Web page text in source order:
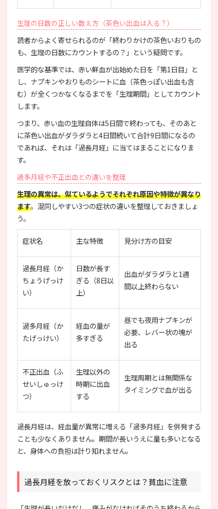
生理の日数の正しい数え方（茶色い出血は入る？）
読者からよく寄せられるのが「終わりかけの茶色いおりもの
も、生理の日数にカウントするの？」という疑問です。
医学的な基準では、赤い鮮血が出始めた日を「第1日目」と
し、ナプキンやおりものシートに血（茶色っぽい出血も含
む）が全くつかなくなるまでを「生理期間」としてカウント
します。
つまり、赤い血の生理自体は5日間で終わっても、そのあと
に茶色い出血がダラダラと4日間続いて合計9日間になるの
であれば、それは「過長月経」に当てはまることになりま
す。
過多月経や不正出血との違いを整理
生理の異常は、似ているようでそれぞれ原因や特徴が異なり
ます。混同しやすい3つの症状の違いを整理しておきましょ
う。
症状名 主な特徴 見分け方の目安
過長月経（か
ちょうげっけ
い）
日数が長す
ぎる（8日以
上）
出血がダラダラと1週
間以上終わらない
過多月経（か
たげっけい）
経血の量が
多すぎる
昼でも夜用ナプキンが
必要、レバー状の塊が
出る
不正出血（ふ
せいしゅっけ
つ）
生理以外の
時期に出血
する
生理周期とは無関係な
タイミングで血が出る
過長月経は、経血量が異常に増える「過多月経」を併発する
ことも少なくありません。期間が長いうえに量も多いとなる
と、身体への負担は計り知れません。
過長月経を放っておくリスクとは？貧血に注意